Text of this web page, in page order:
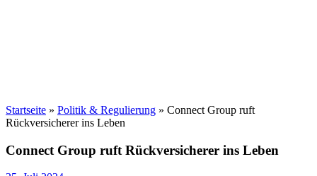
Startseite » Politik & Regulierung » Connect Group ruft
Rückversicherer ins Leben
Connect Group ruft Rückversicherer ins Leben